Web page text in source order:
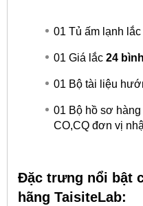
01 Tủ ấm lạnh
01 Giá lắc 24
01 Bộ tài liệu
01 Bộ hồ sơ
CO,CQ đơn vị
Đặc trưng nổi bật
hãng TaisiteLab: